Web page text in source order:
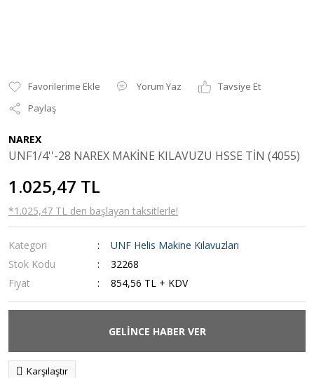
Yorum Yaz
Tavsiye Et
Paylaş
NAREX
UNF1/4''-28 NAREX MAKİNE KILAVUZU HSSE TİN (4055)
1.025,47 TL
*1.025,47 TL den başlayan taksitlerle!
Kategori
UNF Helis Makine Kılavuzları
Stok Kodu
32268
Fiyat
854,56 TL + KDV
GELİNCE HABER VER
Karşılaştır